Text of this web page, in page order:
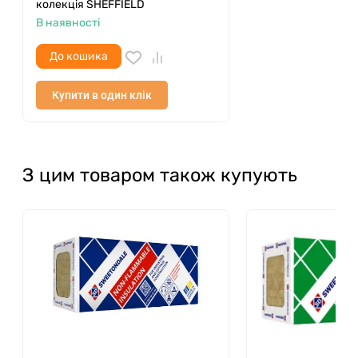
Ще дуже важливими перевагами даної бітумної
колекція SHEFFIELD
В наявності
До кошика
Купити в один клік
З цим товаром також купують